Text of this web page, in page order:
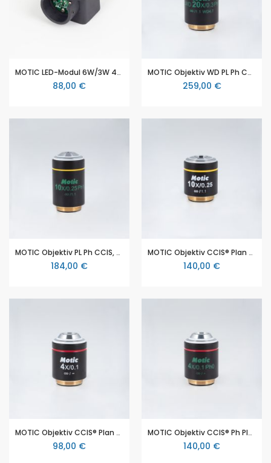
MOTIC LED-Modul 6W/3W 4500°K+/- 300°K (für MOTIC AE 3000, AE31E)
88,00 €
MOTIC Objektiv WD PL Ph CCIS, plan achromatisch, phase, 20x/0.3 w.d. 4.7mm, Ph1 (für MOTIC AE 2000, AE31E)
259,00 €
MOTIC Objektiv PL Ph CCIS, plan achromatisch, phase, 10x/0.25 w.d. 4.1mm, Ph1 (für MOTIC AE 2000, AE31E)
184,00 €
MOTIC Objektiv CCIS® Plan achromatisches Phasenobjektiv 10X/0,25 (WD=16.8 mm), für MOTIC AE 2000, AE31E
140,00 €
MOTIC Objektiv CCIS® Plan achromatisch, 4X/0,1 (WD=12.6 mm), für MOTIC AE 2000, AE31E
98,00 €
MOTIC Objektiv CCIS® Ph Plan achromatisch, Phasenkontrast 4X/0,1 (WD=12.6 mm) Ph0, für MOTIC AE 2000, AE31E
140,00 €